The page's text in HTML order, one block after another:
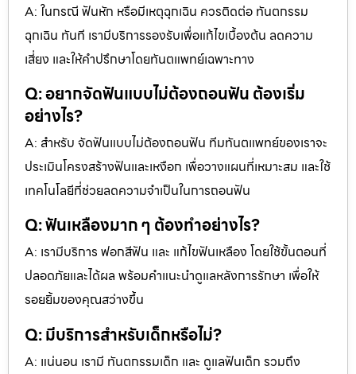
A: ในกรณี ฟันหัก หรือมีเหตุฉุกเฉิน ควรติดต่อ ทันตกรรม
ฉุกเฉิน ทันที เรามีบริการรองรับเพื่อแก้ไขเบื้องต้น ลดความ
เสี่ยง และให้คำปรึกษาโดยทันตแพทย์เฉพาะทาง
Q: อยากจัดฟันแบบไม่ต้องถอนฟัน ต้องเริ่ม
อย่างไร?
A: สำหรับ จัดฟันแบบไม่ต้องถอนฟัน ทีมทันตแพทย์ของเราจะ
ประเมินโครงสร้างฟันและเหงือก เพื่อวางแผนที่เหมาะสม และใช้
เทคโนโลยีที่ช่วยลดความจำเป็นในการถอนฟัน
Q: ฟันเหลืองมาก ๆ ต้องทำอย่างไร?
A: เรามีบริการ ฟอกสีฟัน และ แก้ไขฟันเหลือง โดยใช้ขั้นตอนที่
ปลอดภัยและได้ผล พร้อมคำแนะนำดูแลหลังการรักษา เพื่อให้
รอยยิ้มของคุณสว่างขึ้น
Q: มีบริการสำหรับเด็กหรือไม่?
A: แน่นอน เรามี ทันตกรรมเด็ก และ ดูแลฟันเด็ก รวมถึง